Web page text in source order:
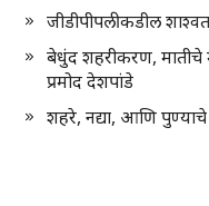
जीडीपीपलीकडील
बेधुंद शहरीकरण,
प्रमोद देशपांडे
शहरे, नद्या, आणि